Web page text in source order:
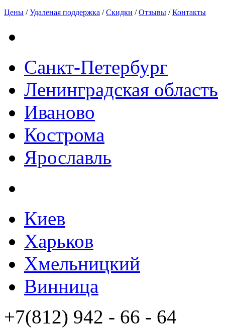
Цены /Удаленая поддержка /Скидки /Отзывы /Контакты
Санкт-Петербург
Ленинградская область
Иваново
Кострома
Ярославль
Киев
Харьков
Хмельницкий
Винница
+7(812) 942 - 66 - 64